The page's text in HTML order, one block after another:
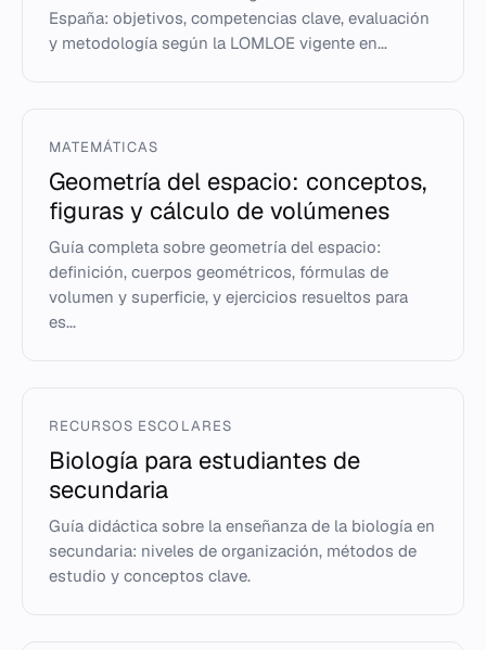
España: objetivos, competencias clave, evaluación
y metodología según la LOMLOE vigente en...
MATEMÁTICAS
Geometría del espacio: conceptos,
figuras y cálculo de volúmenes
Guía completa sobre geometría del espacio:
definición, cuerpos geométricos, fórmulas de
volumen y superficie, y ejercicios resueltos para
es...
RECURSOS ESCOLARES
Biología para estudiantes de
secundaria
Guía didáctica sobre la enseñanza de la biología en
secundaria: niveles de organización, métodos de
estudio y conceptos clave.